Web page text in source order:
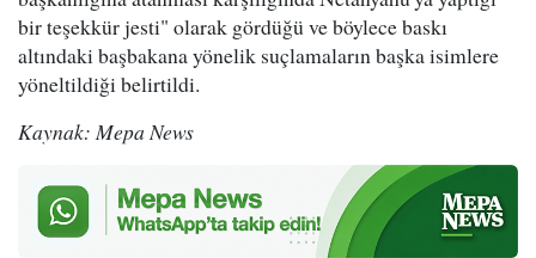
bir teşekkür jesti" olarak gördüğü ve böylece baskı
altındaki başbakana yönelik suçlamaların başka isimlere
yöneltildiği belirtildi.
Kaynak: Mepa News